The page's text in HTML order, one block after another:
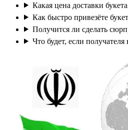
Какая цена доставки
Как быстро привезёте
Получится ли сделать
Что будет, если